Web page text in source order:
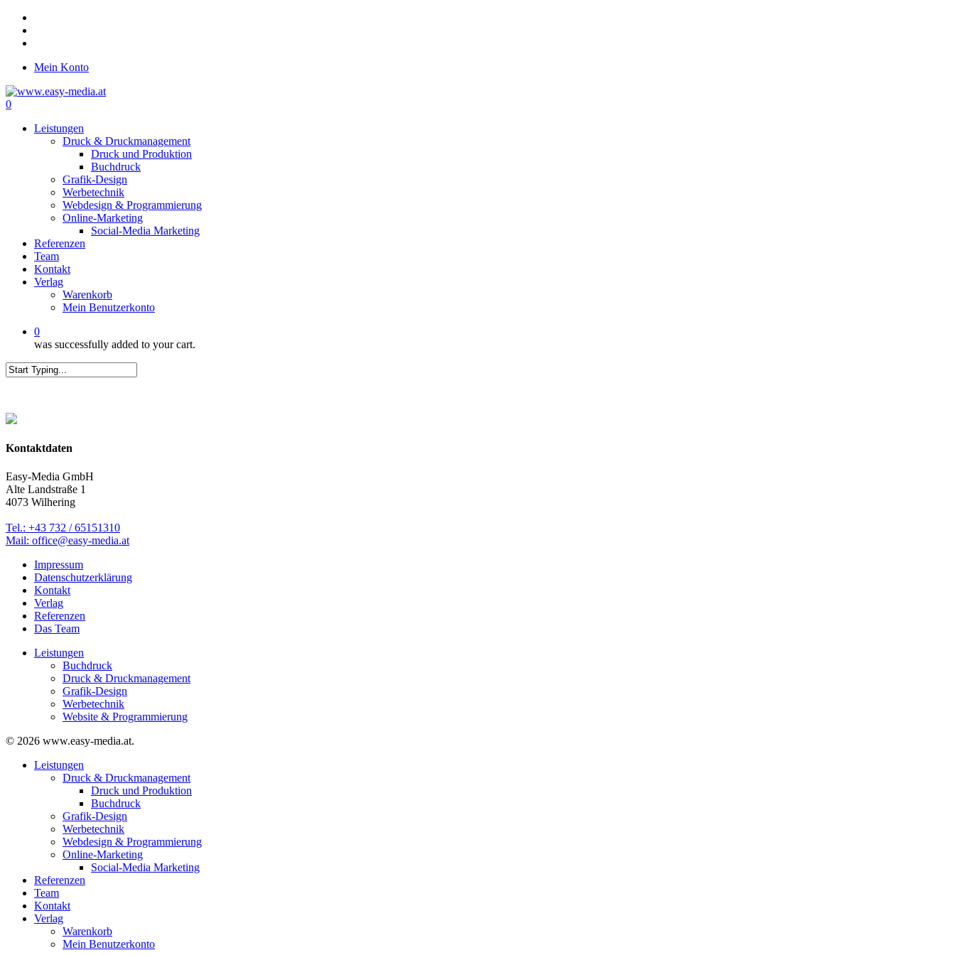
Skip
main
Mein Konto
0
Leistungen
Druck & Druckmanagement
Druck und Produktion
Buchdruck
Grafik-Design
Werbetechnik
Webdesign & Programmierung
Online-Marketing
Social-Media Marketing
Referenzen
Team
Kontakt
Verlag
Warenkorb
Mein Benutzerkonto
0
was successfully added to your cart.
Kontaktdaten
Easy-Media GmbH
Alte Landstraße 1
4073 Wilhering
Tel.: +43 732 / 65151310
Mail: office@easy-media.at
Impressum
Datenschutzerklärung
Kontakt
Verlag
Referenzen
Das Team
Leistungen
Buchdruck
Druck & Druckmanagement
Grafik-Design
Werbetechnik
Website & Programmierung
© 2026 www.easy-media.at.
Close
Leistungen
Druck & Druckmanagement
Druck und Produktion
Buchdruck
Grafik-Design
Werbetechnik
Webdesign & Programmierung
Online-Marketing
Social-Media Marketing
Referenzen
Team
Kontakt
Verlag
Warenkorb
Mein Benutzerkonto